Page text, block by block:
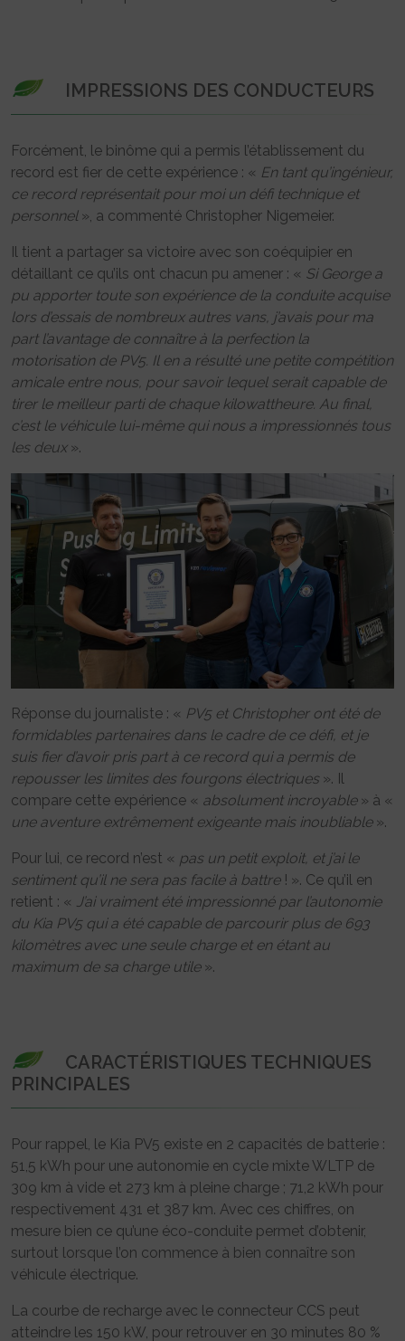
IMPRESSIONS DES CONDUCTEURS
Forcément, le binôme qui a permis l’établissement du
record est fier de cette expérience : « En tant qu’ingénieur,
ce record représentait pour moi un défi technique et
personnel», a commenté Christopher Nigemeier.
Il tient a partager sa victoire avec son coéquipier en
détaillant ce qu’ils ont chacun pu amener : « Si George a
pu apporter toute son expérience de la conduite acquise
lors d’essais de nombreux autres vans, j’avais pour ma
part l’avantage de connaître à la perfection la
motorisation de PV5. Il en a résulté une petite compétition
amicale entre nous, pour savoir lequel serait capable de
tirer le meilleur parti de chaque kilowattheure. Au final,
c’est le véhicule lui-même qui nous a impressionnés tous
les deux».
Réponse du journaliste : « PV5 et Christopher ont été de
formidables partenaires dans le cadre de ce défi, et je
suis fier d’avoir pris part à ce record qui a permis de
repousser les limites des fourgons électriques». Il
compare cette expérience « absolument incroyable» à «
une aventure extrêmement exigeante mais inoubliable».
Pour lui, ce record n’est « pas un petit exploit, et j’ai le
sentiment qu’il ne sera pas facile à battre! ». Ce qu’il en
retient : « J’ai vraiment été impressionné par l’autonomie
du Kia PV5 qui a été capable de parcourir plus de 693
kilomètres avec une seule charge et en étant au
maximum de sa charge utile».
CARACTÉRISTIQUES TECHNIQUES
PRINCIPALES
Pour rappel, le Kia PV5 existe en 2 capacités de batterie :
51,5 kWh pour une autonomie en cycle mixte WLTP de
309 km à vide et 273 km à pleine charge ; 71,2 kWh pour
respectivement 431 et 387 km. Avec ces chiffres, on
mesure bien ce qu’une éco-conduite permet d’obtenir,
surtout lorsque l’on commence à bien connaître son
véhicule électrique.
La courbe de recharge avec le connecteur CCS peut
atteindre les 150 kW, pour retrouver en 30 minutes 80 %